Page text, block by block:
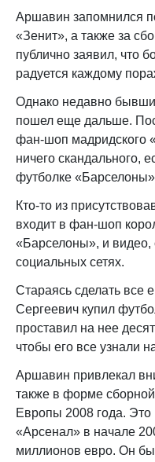
Аршавин запомнился
«Зенит», а также за
публично заявил, что
радуется каждому
Однако недавно
пошел еще дальше.
фан-шоп мадридского
ничего скандального,
футболке
Кто-то из
входит в фан-шоп
«Барселоны», и видео,
социальных сетях.
Стараясь сделать все
Сергеевич купил
проставил на нее
чтобы его все узнали
Аршавин привлекал
также в форме
Европы 2008 года. Это
«Арсенал» в начале
миллионов евро. Он